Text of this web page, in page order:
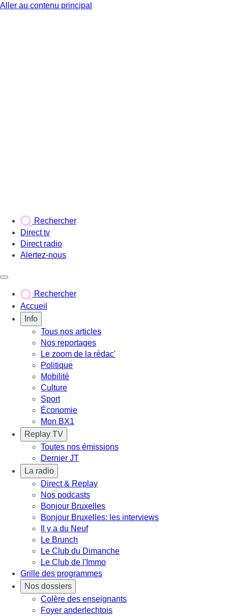
Aller au contenu principal
Rechercher
Direct tv
Direct radio
Alertez-nous
Rechercher
Accueil
Info
Tous nos articles
Nos reportages
Le zoom de la rédac'
Politique
Mobilité
Culture
Sport
Économie
Mon BX1
Replay TV
Toutes nos émissions
Dernier JT
La radio
Direct & Replay
Nos podcasts
Bonjour Bruxelles
Bonjour Bruxelles: les interviews
Il y a du Neuf
Le Brunch
Le Club du Dimanche
Le Club de l'Immo
Grille des programmes
Nos dossiers
Colère des enseignants
Foyer anderlechtois